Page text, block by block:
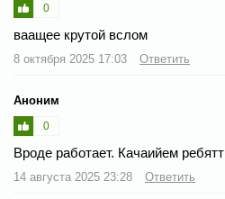
0
ваащее крутой вслом
8 октября 2025 17:03 Ответить
Аноним
0
Вроде работает. Качаийем ребятт
14 августа 2025 23:28 Ответить